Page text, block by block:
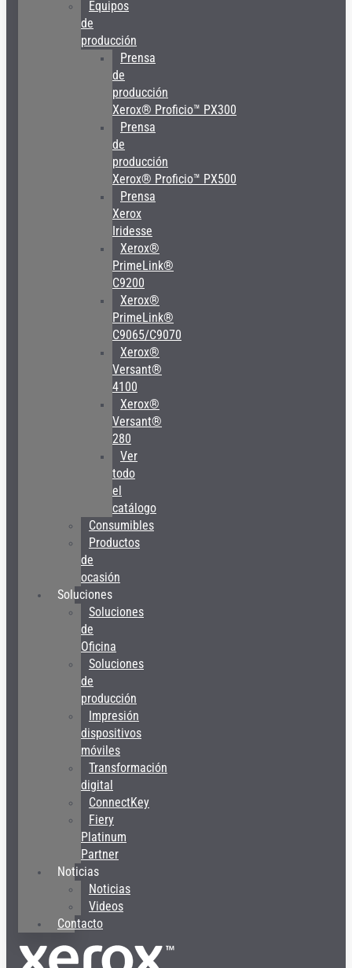
Equipos
de
producción
Prensa
de
producción
Xerox® Proficio™ PX300
Prensa
de
producción
Xerox® Proficio™ PX500
Prensa
Xerox
Iridesse
Xerox®
PrimeLink®
C9200
Xerox®
PrimeLink®
C9065/C9070
Xerox®
Versant®
4100
Xerox®
Versant®
280
Ver
todo
el
catálogo
Consumibles
Productos
de
ocasión
Soluciones
Soluciones
de
Oficina
Soluciones
de
producción
Impresión
dispositivos
móviles
Transformación
digital
ConnectKey
Fiery
Platinum
Partner
Noticias
Noticias
Videos
Contacto